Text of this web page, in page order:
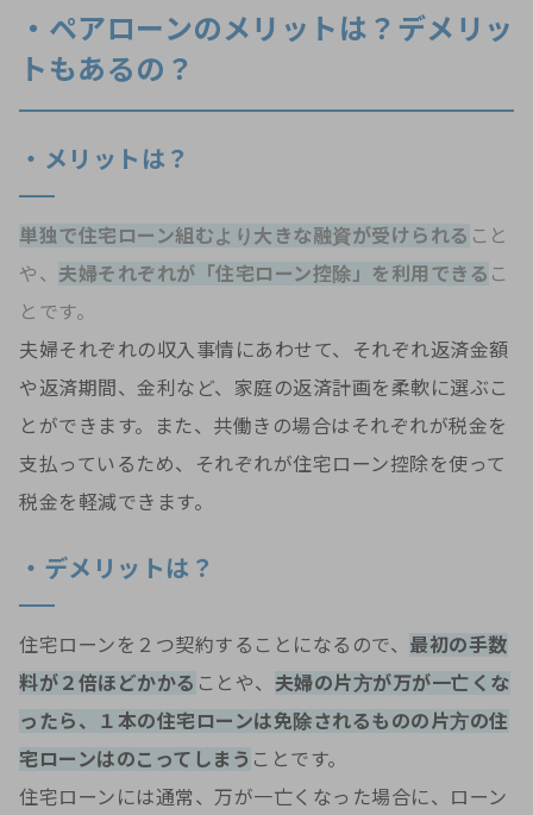
・ペアローンのメリットは？デメリッ
トもあるの？
・メリットは？
単独で住宅ローン組むより大きな融資が受けられる こと
や、 夫婦それぞれが「住宅ローン控除」を利用できる こ
とです。
夫婦それぞれの収入事情にあわせて、それぞれ返済金額
や返済期間、金利など、家庭の返済計画を柔軟に選ぶこ
とができます。また、共働きの場合はそれぞれが税金を
支払っているため、それぞれが住宅ローン控除を使って
税金を軽減できます。
・デメリットは？
住宅ローンを２つ契約することになるので、 最初の手数
料が２倍ほどかかる ことや、 夫婦の片方が万が一亡くな
ったら、１本の住宅ローンは免除されるものの片方の住
宅ローンはのこってしまう ことです。
住宅ローンには通常、万が一亡くなった場合に、ローン